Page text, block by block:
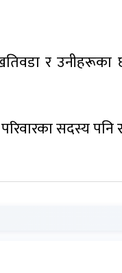
र उनीहरूका
सदस्य